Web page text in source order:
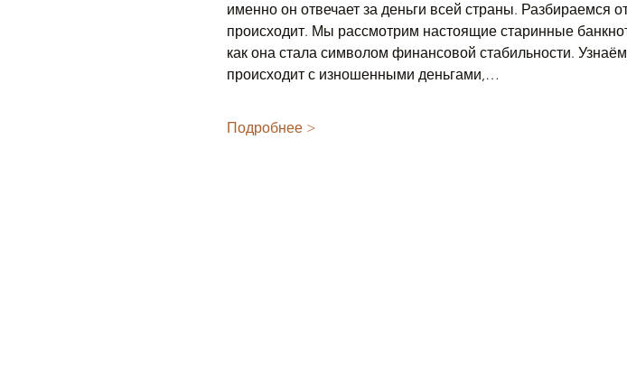
именно он отвечает за деньги всей страны. Разбираемся
происходит. Мы рассмотрим настоящие старинные
как она стала символом финансовой стабильности.
происходит с изношенными деньгами,…
Подробнее >